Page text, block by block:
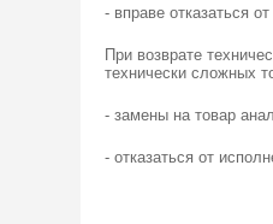
- вправе отказаться
При возврате
технически сложных
- замены на товар
- отказаться от